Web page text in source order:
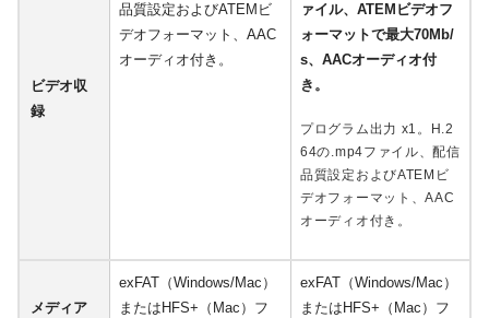
ビデオ収
録
品質設定およびATEMビ
デオフォーマット、AAC
オーディオ付き。
ァイル、ATEMビデオフ
ォーマットで最大70Mb/
s、AACオーディオ付
き。
プログラム出力 x1。H.2
64の.mp4ファイル、配信
品質設定およびATEMビ
デオフォーマット、AAC
オーディオ付き。
メディア
exFAT（Windows/Mac）
またはHFS+（Mac）フ
exFAT（Windows/Mac）
またはHFS+（Mac）フ